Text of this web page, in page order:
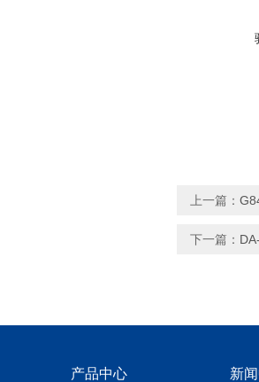
上一篇：
下一篇：
产品中心 新